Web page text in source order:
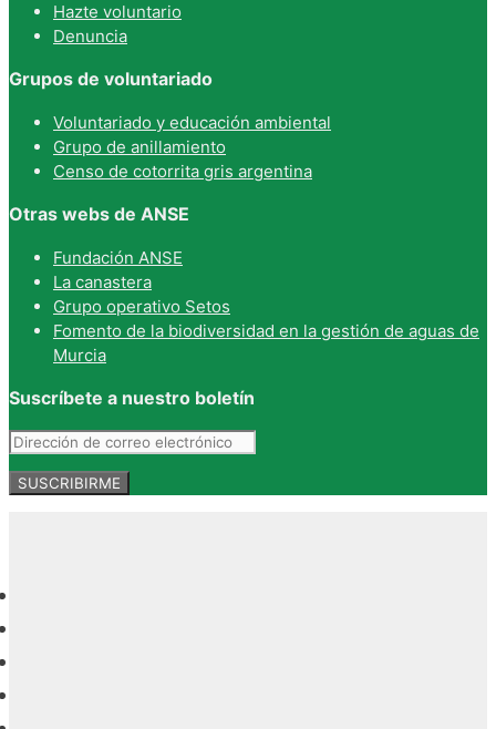
Hazte voluntario
Denuncia
Grupos de voluntariado
Voluntariado y educación ambiental
Grupo de anillamiento
Censo de cotorrita gris argentina
Otras webs de ANSE
Fundación ANSE
La canastera
Grupo operativo Setos
Fomento de la biodiversidad en la gestión de aguas de
Murcia
Suscríbete a nuestro boletín